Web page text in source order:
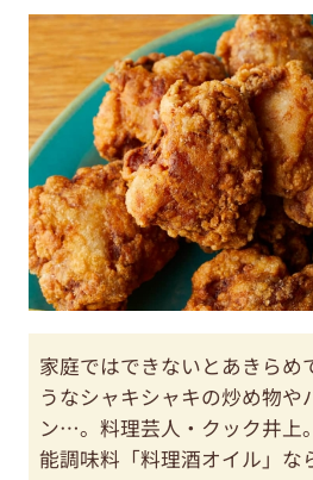
家庭ではできないとあきらめ
うなシャキシャキの炒め物や
ン…。料理芸人・クック井上
能調味料「料理酒オイル」な